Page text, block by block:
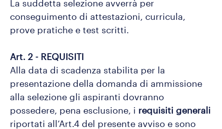
La suddetta selezione avverrà per
conseguimento di attestazioni, curricula,
prove pratiche e test scritti.
Art. 2 - REQUISITI
Alla data di scadenza stabilita per la
presentazione della domanda di ammissione
alla selezione gli aspiranti dovranno
possedere, pena esclusione, i requisiti generali
riportati all’Art.4 del presente avviso e sono